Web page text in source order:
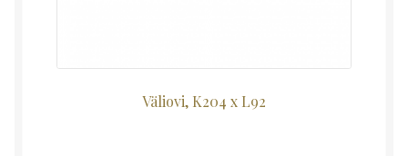
Väliovi, K204 x L92